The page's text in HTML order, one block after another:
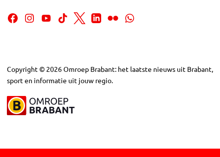
Copyright © 2026Omroep Brabant: het laatste nieuws uit Brabant,
sport en informatie uit jouw regio.